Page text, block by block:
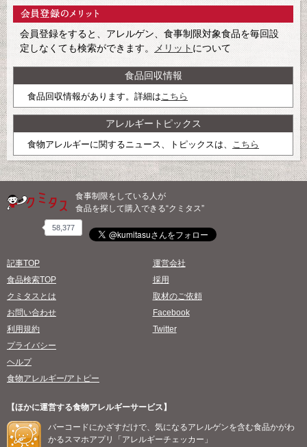
会員登録をすると、アレルゲン、食事制限対象食品を毎回設
定しなくても検索ができます。
メリット について
食品回収情報
食品回収情報があります。詳細は こちら
アレルギートピックス
食物アレルギーに関するニュース、トピックスは、 こちら
食事制限をしている人が
食品を探して購入できる“クミタス”
58,377
記事TOP
食品検索TOP
クミタスとは
お問い合わせ
利用規約
プライバシー
ヘルプ
食物アレルギー/アトピー
運営会社
採用
取材のご依頼
Facebook
Twitter
【ほかに運営する食物アレルギーサービス】
バーコードにかざすだけで、気になるアレルゲンを含む食品かがわ
かるスマホアプリ「アレルギーチェッカー」